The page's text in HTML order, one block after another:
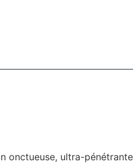
onctueuse, ultra-